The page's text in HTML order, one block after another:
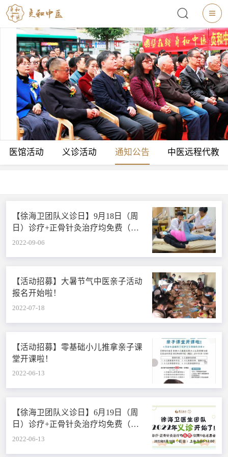
医馆活动 义诊活动 通知公告 中医远程代教
【徐海卫团队义诊日】9月18日（周
日）诊疗+正骨针灸治疗均免费（仅
限10名老患者）
2022-09-06
【活动招募】大暑节气中医亲子活动
报名开始啦！
2022-07-18
【活动招募】零基础小儿推拿亲子课
堂开课啦！
2022-06-13
【徐海卫团队义诊日】6月19日（周
日）诊疗+正骨针灸治疗均免费（仅
限10名老患者）
2022-06-13